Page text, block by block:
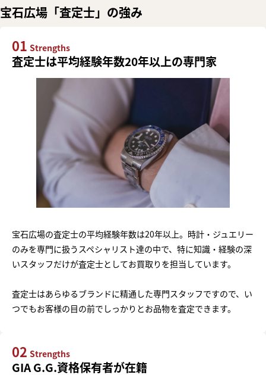
宝石広場「査定士」の強み
01 Strengths
査定士は平均経験年数20年以上の専門家
宝石広場の査定士の平均経験年数は20年以上。時計・ジュエリー
のみを専門に扱うスペシャリスト達の中で、特に知識・経験の深
いスタッフだけが査定士としてお買取りを担当しています。
査定士はあらゆるブランドに精通した専門スタッフですので、い
つでもお客様の目の前でしっかりとお品物を査定できます。
02 Strengths
GIA G.G.資格保有者が在籍